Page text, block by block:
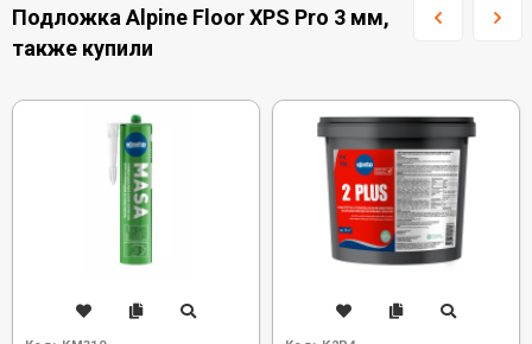
Подложка Alpine Floor XPS Pro 3 мм,
также купили